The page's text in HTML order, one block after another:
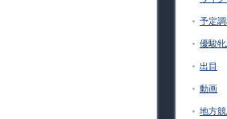
予定調
優駿牝
出目
動画
地方